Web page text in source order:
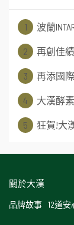
1 波蘭
2 再創佳
3 再添國
4 大漢酵
5 狂賀!大
關於大漢
品牌故事 12道